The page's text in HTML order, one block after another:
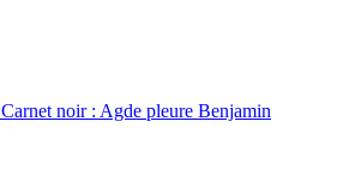
Carnet noir : Agde pleure Benjamin